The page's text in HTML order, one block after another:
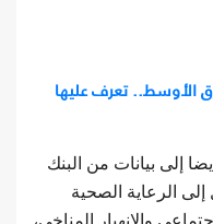
إلى بيانات من البنك
إلى الرعاية الصحية
والانهيار المناخي،